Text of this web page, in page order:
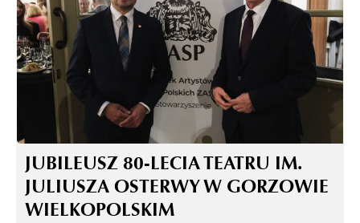
JUBILEUSZ 80-LECIA TEATRU IM.
JULIUSZA OSTERWY W GORZOWIE
WIELKOPOLSKIM